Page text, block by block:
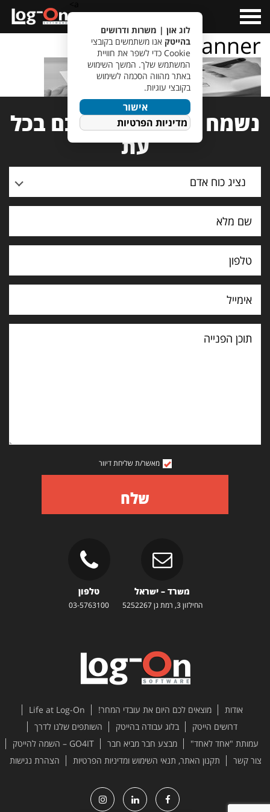
Menu
services-banner
נשמח לעמוד לרשותכם בכל
עת
נציג כוח אדם
תוכן
הפנייה
מאשר/ת שליחת דיוור
שלח
משרד – ישראל
החילזון 3, רמת גן 5252267
טלפון
03-5763100
אודות מוצאים לכם היום את עובדי המחר!
Life at Log-On
דרושים הייטק
בלוג עבודה בהייטק
השותפים שלנו לדרך
עמותת "אחד לאחד"
מבצע חבר מביא חבר
GO4IT – השמה להייטק
צור קשר
תקנון האתר, תנאי השימוש ומדיניות הפרטיות הצהרת נגישות
לוג און | משרות ודרושים
בהייטק אנו משתמשים בקובצי
Cookie כדי לשפר את חוויית
המשתמש שלך. המשך השימוש
באתר מהווה הסכמה לשימוש
בקובצי עוגיות.
אישור
מדיניות הפרטיות